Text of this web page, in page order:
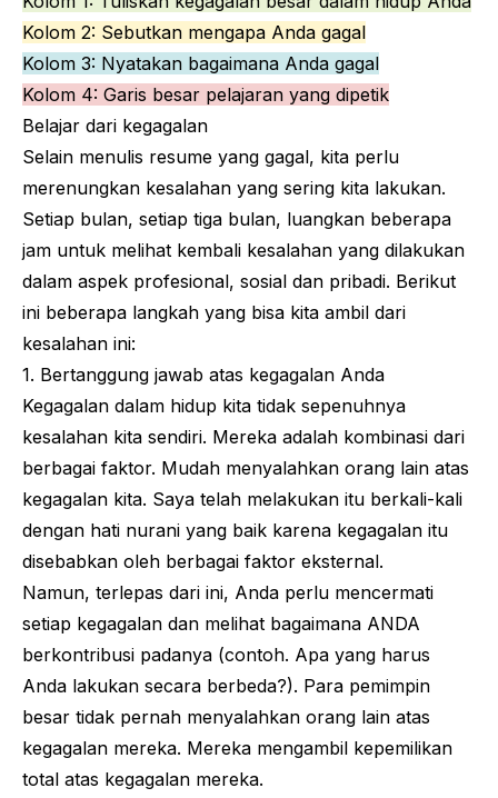
Kolom 2: Sebutkan mengapa Anda gagal
Kolom 3: Nyatakan bagaimana Anda gagal
Kolom 4: Garis besar pelajaran yang dipetik
Belajar dari kegagalan
Selain menulis resume yang gagal, kita perlu
merenungkan kesalahan yang sering kita lakukan.
Setiap bulan, setiap tiga bulan, luangkan beberapa
jam untuk melihat kembali kesalahan yang dilakukan
dalam aspek profesional, sosial dan pribadi. Berikut
ini beberapa langkah yang bisa kita ambil dari
kesalahan ini:
1. Bertanggung jawab atas kegagalan Anda
Kegagalan dalam hidup kita tidak sepenuhnya
kesalahan kita sendiri. Mereka adalah kombinasi dari
berbagai faktor. Mudah menyalahkan orang lain atas
kegagalan kita. Saya telah melakukan itu berkali-kali
dengan hati nurani yang baik karena kegagalan itu
disebabkan oleh berbagai faktor eksternal.
Namun, terlepas dari ini, Anda perlu mencermati
setiap kegagalan dan melihat bagaimana ANDA
berkontribusi padanya (contoh. Apa yang harus
Anda lakukan secara berbeda?). Para pemimpin
besar tidak pernah menyalahkan orang lain atas
kegagalan mereka. Mereka mengambil kepemilikan
total atas kegagalan mereka.